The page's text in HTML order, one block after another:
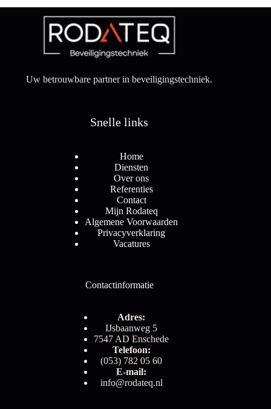
Uw betrouwbare partner in beveiligingstechniek.
Snelle links
Home
Diensten
Over ons
Referenties
Contact
Mijn Rodateq
Algemene Voorwaarden
Privacyverklaring
Vacatures
Contactinformatie
Adres:
IJsbaanweg 5
7547 AD Enschede
Telefoon:
(053) 782 05 60
E-mail:
info@rodateq.nl